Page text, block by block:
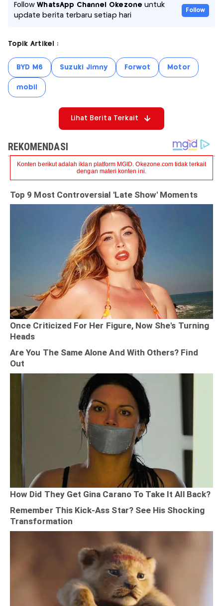
FollowWhatsApp Channel Okezone untuk
update berita terbaru setiap hari
Follow
Topik Artikel :
BYD M6 Suzuki Jimny Forwot Motor
mobil
Lihat Berita Terkait